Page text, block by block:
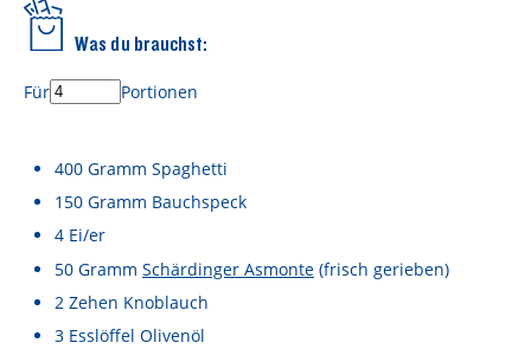
Auf das Mehrwegglas gekommen
Nachhaltigkeitsbericht
Lebensmittel sind kostbar!
Verantwortungsvoller Milchgenuss
Was du brauchst:
Für Portionen
400 Gramm Spaghetti
150 Gramm Bauchspeck
4 Ei/er
50 Gramm Schärdinger Asmonte (frisch gerieben)
2 Zehen Knoblauch
3 Esslöffel Olivenöl